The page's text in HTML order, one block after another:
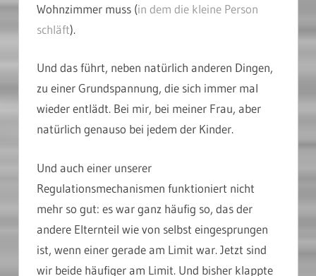
Wohnzimmer muss (in dem die kleine Person
schläft).
Und das führt, neben natürlich anderen Dingen,
zu einer Grundspannung, die sich immer mal
wieder entlädt. Bei mir, bei meiner Frau, aber
natürlich genauso bei jedem der Kinder.
Und auch einer unserer
Regulationsmechanismen funktioniert nicht
mehr so gut: es war ganz häufig so, das der
andere Elternteil wie von selbst eingesprungen
ist, wenn einer gerade am Limit war. Jetzt sind
wir beide häufiger am Limit. Und bisher klappte